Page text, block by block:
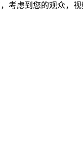
考虑到您的观众，